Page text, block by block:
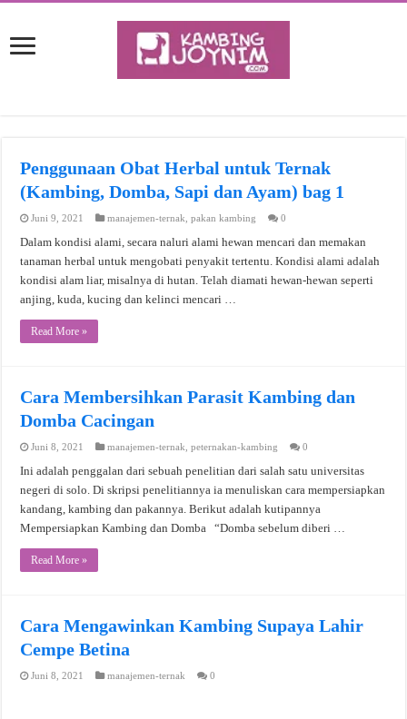
Penggunaan Obat Herbal untuk Ternak
(Kambing, Domba, Sapi dan Ayam) bag 1
Juni 9, 2021 manajemen-ternak ,pakan kambing 0
Dalam kondisi alami, secara naluri alami hewan mencari dan memakan
tanaman herbal untuk mengobati penyakit tertentu. Kondisi alami adalah
kondisi alam liar, misalnya di hutan. Telah diamati hewan-hewan seperti
anjing, kuda, kucing dan kelinci mencari …
Read More »
Cara Membersihkan Parasit Kambing dan
Domba Cacingan
Juni 8, 2021 manajemen-ternak ,peternakan-kambing 0
Ini adalah penggalan dari sebuah penelitian dari salah satu universitas
negeri di solo. Di skripsi penelitiannya ia menuliskan cara mempersiapkan
kandang, kambing dan pakannya. Berikut adalah kutipannya
Mempersiapkan Kambing dan Domba “Domba sebelum diberi …
Read More »
Cara Mengawinkan Kambing Supaya Lahir
Cempe Betina
Juni 8, 2021 manajemen-ternak 0